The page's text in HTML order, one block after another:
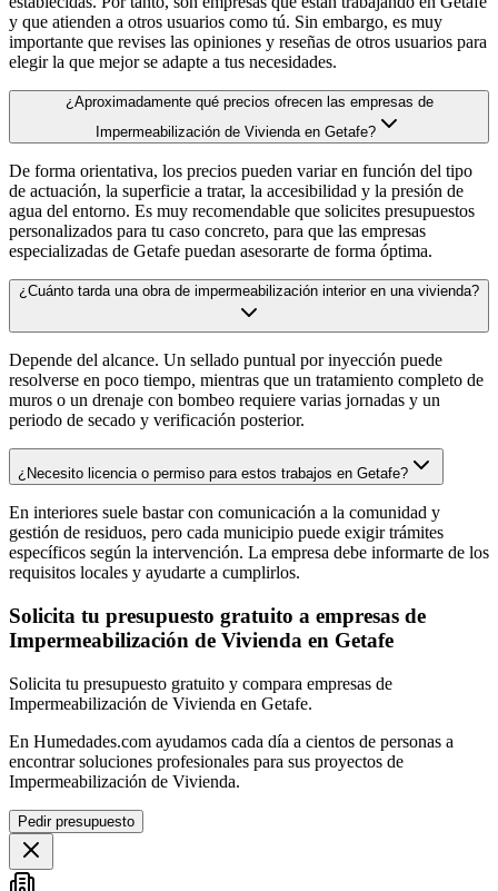
y que atienden a otros usuarios como tú. Sin embargo, es muy
importante que revises las opiniones y reseñas de otros usuarios para
elegir la que mejor se adapte a tus necesidades.
¿Aproximadamente qué precios ofrecen las empresas de
Impermeabilización de Vivienda en Getafe?
De forma orientativa, los precios pueden variar en función del tipo
de actuación, la superficie a tratar, la accesibilidad y la presión de
agua del entorno. Es muy recomendable que solicites presupuestos
personalizados para tu caso concreto, para que las empresas
especializadas de Getafe puedan asesorarte de forma óptima.
¿Cuánto tarda una obra de impermeabilización interior en una vivienda?
Depende del alcance. Un sellado puntual por inyección puede
resolverse en poco tiempo, mientras que un tratamiento completo de
muros o un drenaje con bombeo requiere varias jornadas y un
periodo de secado y verificación posterior.
¿Necesito licencia o permiso para estos trabajos en Getafe?
En interiores suele bastar con comunicación a la comunidad y
gestión de residuos, pero cada municipio puede exigir trámites
específicos según la intervención. La empresa debe informarte de los
requisitos locales y ayudarte a cumplirlos.
Solicita tu presupuesto gratuito a empresas de
Impermeabilización de Vivienda en Getafe
Solicita tu presupuesto gratuito y compara empresas de
Impermeabilización de Vivienda en Getafe.
En Humedades.com ayudamos cada día a cientos de personas a
encontrar soluciones profesionales para sus proyectos de
Impermeabilización de Vivienda.
Pedir presupuesto